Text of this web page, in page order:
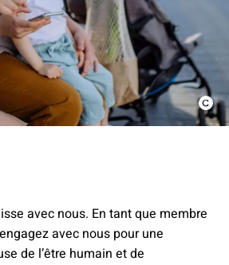
avec nous. En tant que membre
avec nous pour une
de l’être humain et de